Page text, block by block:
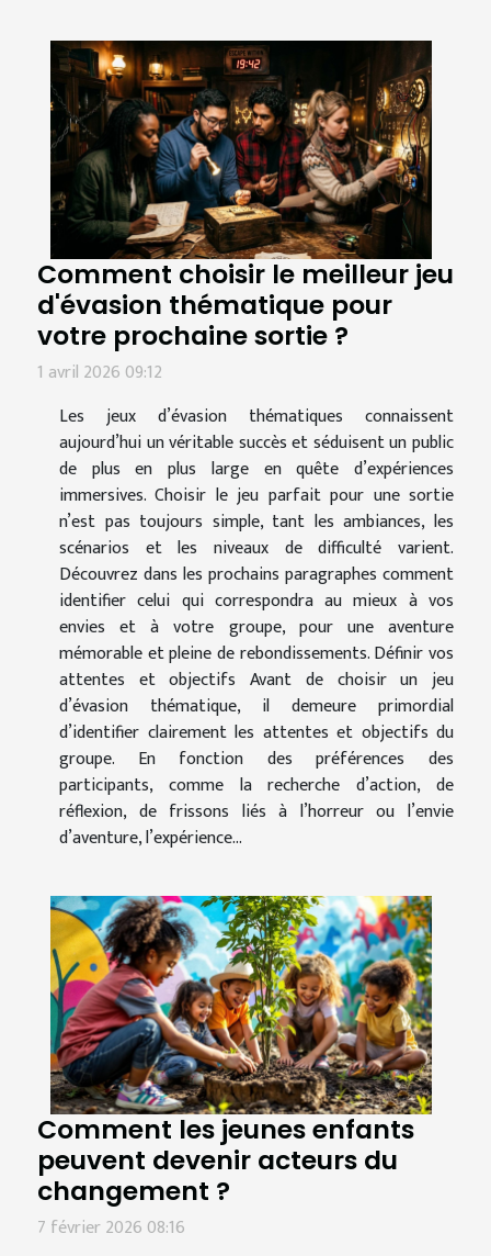
Comment choisir le meilleur jeu
d'évasion thématique pour
votre prochaine sortie ?
1 avril 2026 09:12
Les jeux d’évasion thématiques connaissent
aujourd’hui un véritable succès et séduisent un public
de plus en plus large en quête d’expériences
immersives. Choisir le jeu parfait pour une sortie
n’est pas toujours simple, tant les ambiances, les
scénarios et les niveaux de difficulté varient.
Découvrez dans les prochains paragraphes comment
identifier celui qui correspondra au mieux à vos
envies et à votre groupe, pour une aventure
mémorable et pleine de rebondissements. Définir vos
attentes et objectifs Avant de choisir un jeu
d’évasion thématique, il demeure primordial
d’identifier clairement les attentes et objectifs du
groupe. En fonction des préférences des
participants, comme la recherche d’action, de
réflexion, de frissons liés à l’horreur ou l’envie
d’aventure, l’expérience...
Comment les jeunes enfants
peuvent devenir acteurs du
changement ?
7 février 2026 08:16